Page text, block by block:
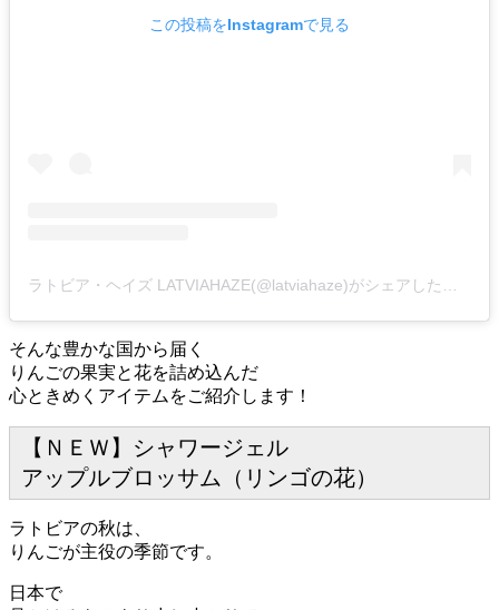
この投稿をInstagramで見る
そんな豊かな国から届く
りんごの果実と花を詰め込んだ
心ときめくアイテムをご紹介します！
【ＮＥＷ】シャワージェル
アップルブロッサム（リンゴの花）
ラトビアの秋は、
りんごが主役の季節です。
日本で